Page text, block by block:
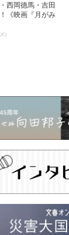
西岡德馬・吉田
《映画『月がみ
）